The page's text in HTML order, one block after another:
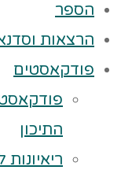
הספר
הרצאות
פודקאסטים
התיכון